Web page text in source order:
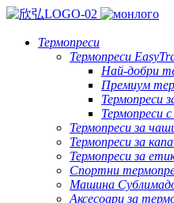
Термопреси
Термопреси
Най-добри
Премиум
Термопреси
Термопреси
Термопреси за
Термопреси за
Термопреси за
Спортни
Машина
Аксесоари за